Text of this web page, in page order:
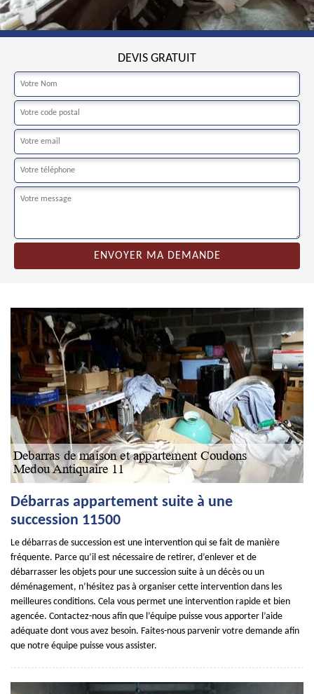
DEVIS GRATUIT
Débarras appartement suite à une
succession 11500
Le débarras de succession est une intervention qui se fait de manière
fréquente. Parce qu’il est nécessaire de retirer, d’enlever et de
débarrasser les objets pour une succession suite à un décès ou un
déménagement, n’hésitez pas à organiser cette intervention dans les
meilleures conditions. Cela vous permet une intervention rapide et bien
agencée. Contactez-nous afin que l’équipe puisse vous apporter l’aide
adéquate dont vous avez besoin. Faites-nous parvenir votre demande afin
que notre équipe puisse vous assister.